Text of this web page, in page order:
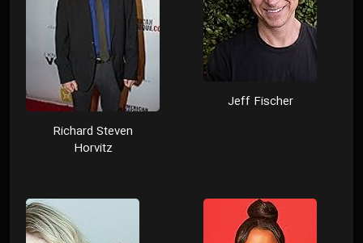
Jeff Fischer
Richard Steven
Horvitz